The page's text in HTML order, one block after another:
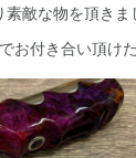
敵な物を頂きま
お付き合い頂け